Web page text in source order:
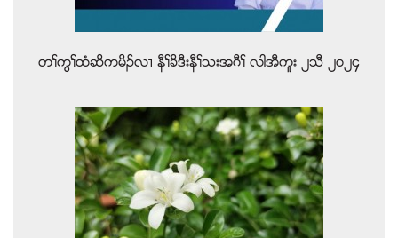
တႈကြႈထံဆိကမိဥလ႕ နီႈခိဒီးနီႈသးအဂီႈ လါအီကူး ၂သီ ၂၀၂၄